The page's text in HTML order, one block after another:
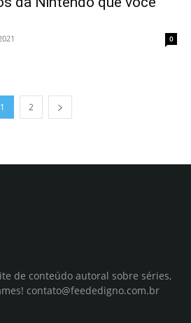
0
1 2
de conteúdo autoral sobre séries,
contato@feededigno.com.br